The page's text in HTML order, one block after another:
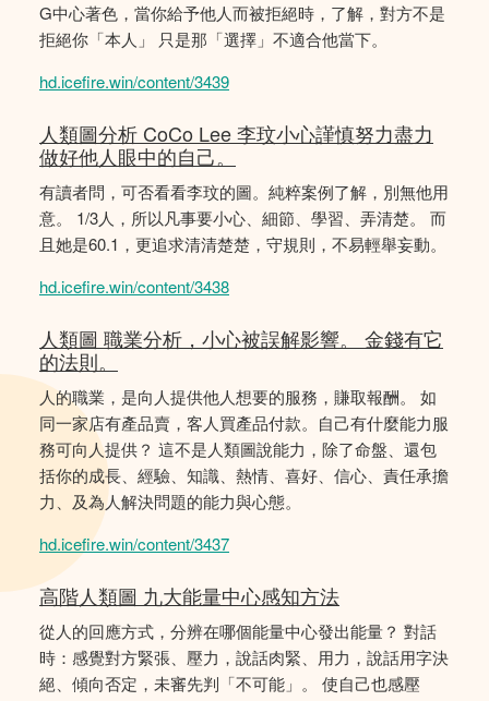
G中心著色，當你給予他人而被拒絕時，了解，對方不是
拒絕你「本人」 只是那「選擇」不適合他當下。
hd.icefire.win/content/3439
人類圖分析 CoCo Lee 李玟小心謹慎努力盡力
做好他人眼中的自己。
有讀者問，可否看看李玟的圖。純粹案例了解，別無他用
意。 1/3人，所以凡事要小心、細節、學習、弄清楚。 而
且她是60.1，更追求清清楚楚，守規則，不易輕舉妄動。
hd.icefire.win/content/3438
人類圖 職業分析，小心被誤解影響。 金錢有它
的法則。
人的職業，是向人提供他人想要的服務，賺取報酬。 如
同一家店有產品賣，客人買產品付款。自己有什麼能力服
務可向人提供？ 這不是人類圖說能力，除了命盤、還包
括你的成長、經驗、知識、熱情、喜好、信心、責任承擔
力、及為人解決問題的能力與心態。
hd.icefire.win/content/3437
高階人類圖 九大能量中心感知方法
從人的回應方式，分辨在哪個能量中心發出能量？ 對話
時：感覺對方緊張、壓力，說話肉緊、用力，說話用字決
絕、傾向否定，未審先判「不可能」。 使自己也感壓